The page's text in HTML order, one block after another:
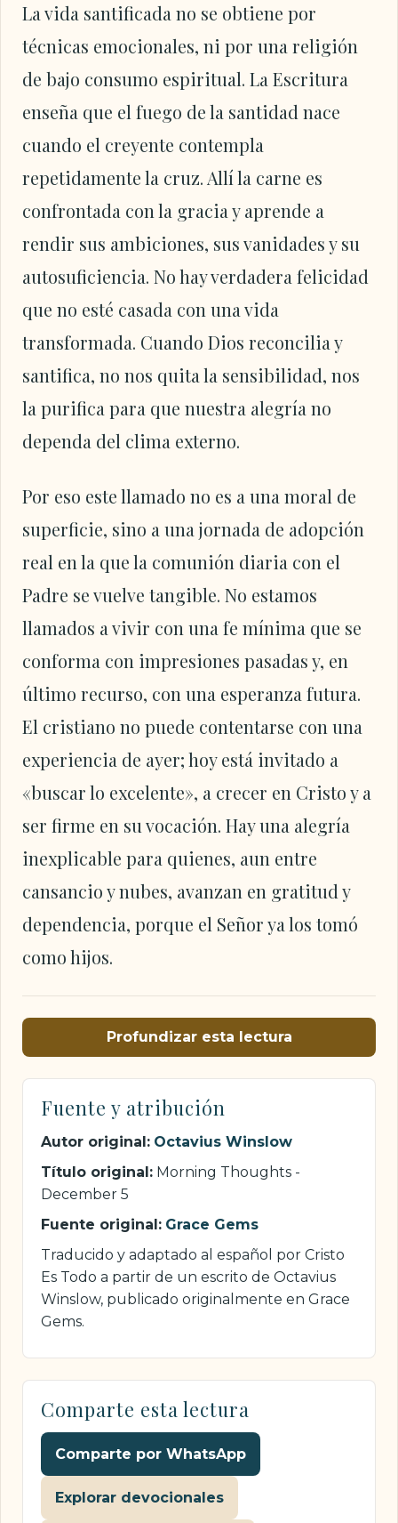
La vida santificada no se obtiene por
técnicas emocionales, ni por una religión
de bajo consumo espiritual. La Escritura
enseña que el fuego de la santidad nace
cuando el creyente contempla
repetidamente la cruz. Allí la carne es
confrontada con la gracia y aprende a
rendir sus ambiciones, sus vanidades y su
autosuficiencia. No hay verdadera felicidad
que no esté casada con una vida
transformada. Cuando Dios reconcilia y
santifica, no nos quita la sensibilidad, nos
la purifica para que nuestra alegría no
dependa del clima externo.
Por eso este llamado no es a una moral de
superficie, sino a una jornada de adopción
real en la que la comunión diaria con el
Padre se vuelve tangible. No estamos
llamados a vivir con una fe mínima que se
conforma con impresiones pasadas y, en
último recurso, con una esperanza futura.
El cristiano no puede contentarse con una
experiencia de ayer; hoy está invitado a
«buscar lo excelente», a crecer en Cristo y a
ser firme en su vocación. Hay una alegría
inexplicable para quienes, aun entre
cansancio y nubes, avanzan en gratitud y
dependencia, porque el Señor ya los tomó
como hijos.
Profundizar esta lectura
Fuente y atribución
Autor original: Octavius Winslow
Título original: Morning Thoughts -
December 5
Fuente original: Grace Gems
Traducido y adaptado al español por Cristo
Es Todo a partir de un escrito de Octavius
Winslow, publicado originalmente en Grace
Gems.
Comparte esta lectura
Comparte por WhatsApp
Explorar devocionales